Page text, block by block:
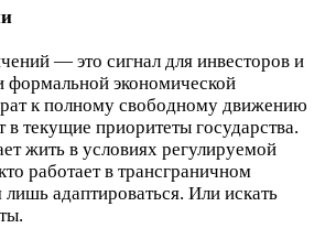
— это сигнал для инвесторов и
формальной экономической
к полному свободному движению
в текущие приоритеты государства.
жить в условиях регулируемой
работает в трансграничном
лишь адаптироваться. Или искать